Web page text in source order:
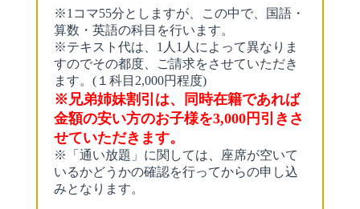
※1コマ55分としますが、この中で、国語・
算数・英語の科目を行います。
※テキスト代は、1人1人によって異なりま
すのでその都度、ご請求をさせていただき
ます。(１科目2,000円程度)
※兄弟姉妹割引は、同時在籍であれば
金額の安い方のお子様を3,000円引きさ
せていただきます。
※「通い放題」に関しては、座席が空いて
いるかどうかの確認を行ってからの申し込
みとなります。